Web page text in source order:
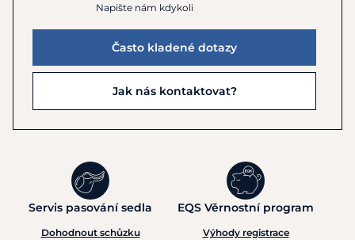
Napište nám kdykoli
Často kladené dotazy
Jak nás kontaktovat?
Servis pasování sedla
Dohodnout schůzku
EQS Věrnostní program
Výhody registrace